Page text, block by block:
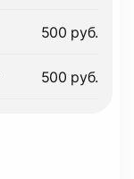
500 руб.
500 руб.